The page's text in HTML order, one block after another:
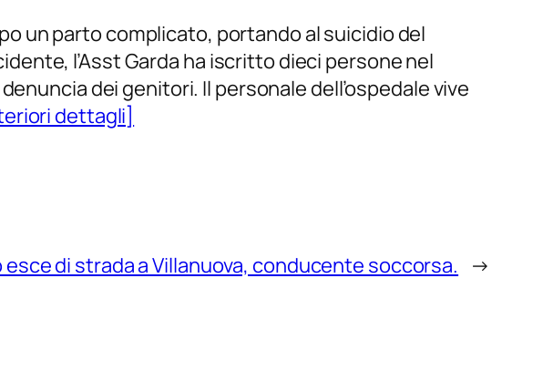
un parto complicato, portando al suicidio del
l’Asst Garda ha iscritto dieci persone nel
dei genitori. Il personale dell’ospedale vive
dettagli]
esce di strada a Villanuova, conducente soccorsa. →